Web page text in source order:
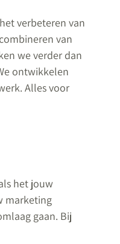
verbeteren van
van
we verder dan
ontwikkelen
Alles voor
het jouw
marketing
gaan. Bij